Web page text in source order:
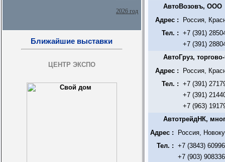
2026 год
Ближайшие выставки
ЦЕНТР ЭКСПО
АвтоВозовъ, ООО
Адрес :
Россия,
Тел. : +7 (391)
+7 (391)
АвтоГруз,
Адрес :
Россия,
Тел. : +7 (391)
+7 (391)
+7 (963)
АвтотрейдНК,
Адрес :
Россия,
Тел. : +7 (3843)
+7 (903)